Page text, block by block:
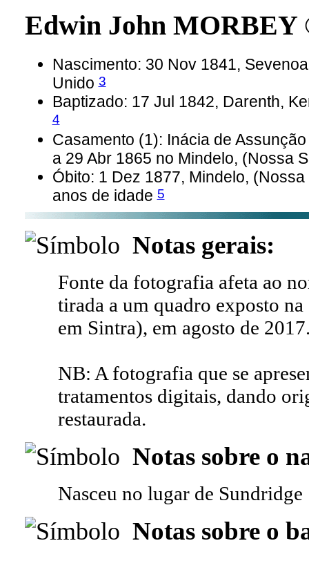
Edwin John MORBEY
Nascimento: 30 Nov 1841,
Unido3
Baptizado: 17 Jul 1842, Darenth,
4
Casamento (1): Inácia de
a 29 Abr 1865 no Mindelo, (Nossa
Óbito: 1 Dez 1877, Mindelo,
anos de idade5
Notas gerais:
Fonte da fotografia afeta ao
tirada a um quadro exposto na
em Sintra), em agosto de
NB: A fotografia que se
tratamentos digitais, dando
restaurada.
Notas sobre o
Nasceu no lugar de Sundridge
Notas sobre o